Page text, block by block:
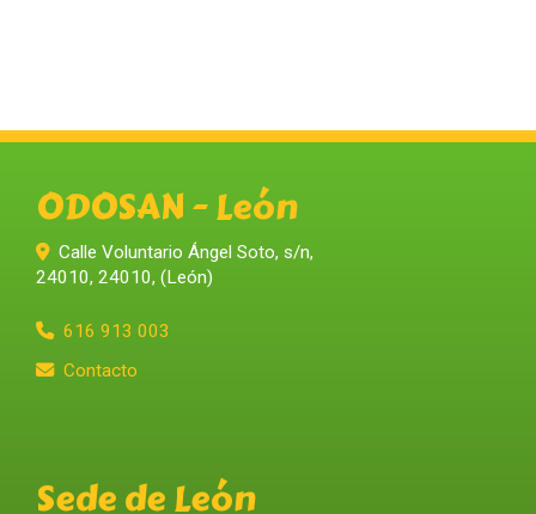
ODOSAN - León
Calle Voluntario Ángel Soto, s/n,
24010, 24010, (León)
616 913 003
Contacto
Sede de León